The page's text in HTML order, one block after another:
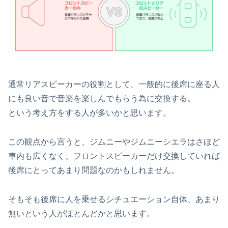
通常リアスピーカーの役割として、一般的に後席に座る人
にも良い音で音楽を楽しんでもらう為に交換する。
という考え方をする人が多いかと思います。
この観点から言うと、ジムニーやジムニーシエラはさほど
車内も広くなく、フロントスピーカーだけ交換していれば
後席にとってあまり問題なのかもしれません。
そもそも後席に人を乗せるシチュエーション自体、あまり
無いという人がほとんどかと思います。